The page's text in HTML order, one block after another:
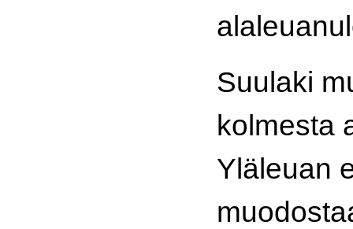
Suulaki
kolmesta
Yläleuan